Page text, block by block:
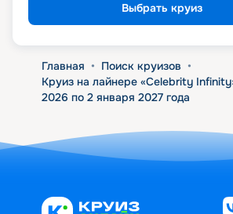
Выбрать круиз
Главная • Поиск круизов •
Круиз на лайнере «Celebrity
2026 по 2 января 2027 года